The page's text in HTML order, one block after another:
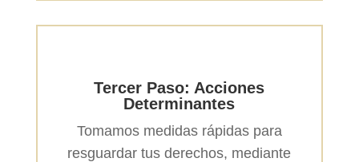
Tercer Paso: Acciones
Determinantes
Tomamos medidas rápidas para
resguardar tus derechos, mediante